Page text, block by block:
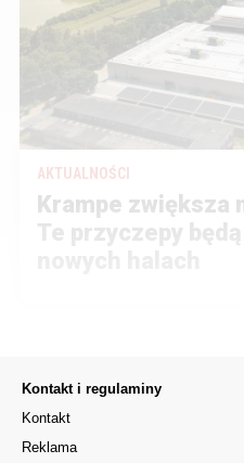
AKTUALNOŚCI
Krampe zwiększa
Te przyczepy
Kontakt i regulaminy
Kontakt
Reklama